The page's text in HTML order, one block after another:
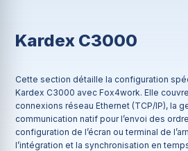
Kardex C3000
Cette section détaille la configuration
Kardex C3000 avec Fox4work. Elle
connexions réseau Ethernet (TCP/IP), la
communication natif pour l’envoi des
configuration de l’écran ou terminal de
l’intégration et la synchronisation en